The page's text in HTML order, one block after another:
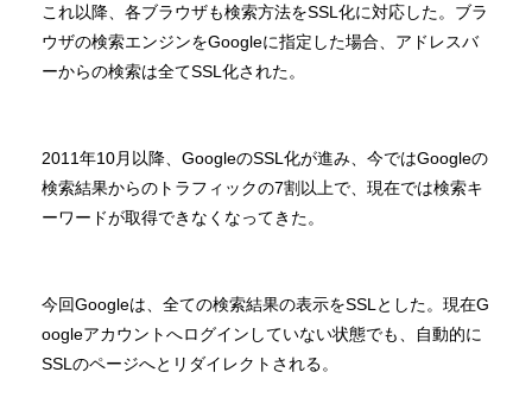
これ以降、各ブラウザも検索方法をSSL化に対応した。ブラ
ウザの検索エンジンをGoogleに指定した場合、アドレスバ
ーからの検索は全てSSL化された。
2011年10月以降、GoogleのSSL化が進み、今ではGoogleの
検索結果からのトラフィックの7割以上で、現在では検索キ
ーワードが取得できなくなってきた。
今回Googleは、全ての検索結果の表示をSSLとした。現在G
oogleアカウントへログインしていない状態でも、自動的に
SSLのページへとリダイレクトされる。